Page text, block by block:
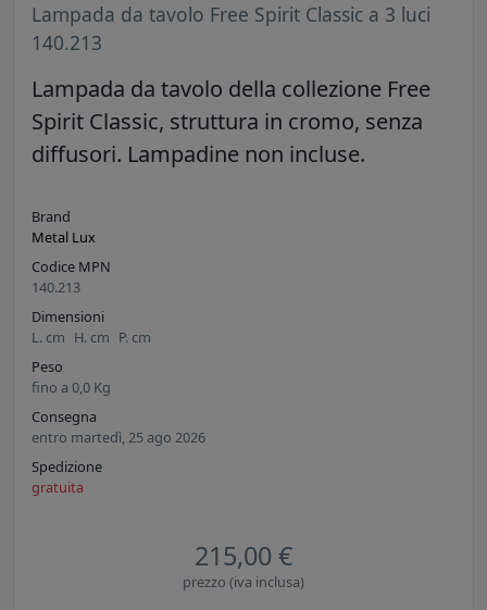
Lampada da tavolo Free Spirit Classic a 3 luci
140.213
Lampada da tavolo della collezione Free
Spirit Classic, struttura in cromo, senza
diffusori. Lampadine non incluse.
Brand
Metal Lux
Codice MPN
140.213
Dimensioni
L. cm H. cm P. cm
Peso
fino a 0,0 Kg
Consegna
entro martedì, 25 ago 2026
Spedizione
gratuita
215,00 €
prezzo (iva inclusa)